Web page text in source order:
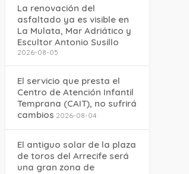
La renovación del
asfaltado ya es visible en
La Mulata, Mar Adriático y
Escultor Antonio Susillo
2026-08-05
El servicio que presta el
Centro de Atención Infantil
Temprana (CAIT), no sufrirá
cambios 2026-08-04
El antiguo solar de la plaza
de toros del Arrecife será
una gran zona de